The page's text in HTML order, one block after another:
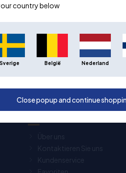
keine Favoriten
Kundenservice
Über uns
Kontaktieren Sie uns
Kundenservice
country below
Sverige België Nederland
Close popup and continue